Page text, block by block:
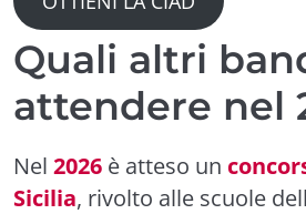
Quali altri
attendere nel
Nel 2026 è atteso un
Sicilia, rivolto alle scuole